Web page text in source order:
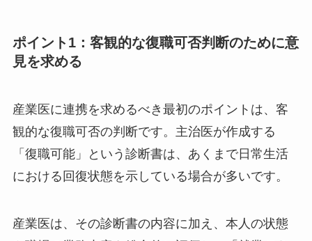
復職支援の質を高めるためには、産業医との効果
的な連携が不可欠です。産業医は医学的な専門知
その役割を最大限に活かすことで、企業はより安
全で適切な復職支援を実現できます。
ここでは、産業医と連携する上で押さえるべき3